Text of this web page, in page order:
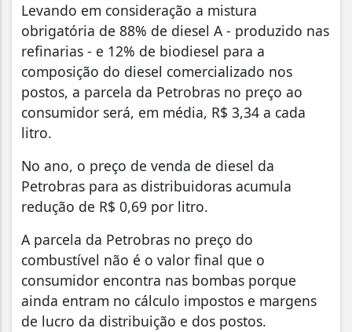
Levando em consideração a mistura
obrigatória de 88% de diesel A - produzido nas
refinarias - e 12% de biodiesel para a
composição do diesel comercializado nos
postos, a parcela da Petrobras no preço ao
consumidor será, em média, R$ 3,34 a cada
litro.
No ano, o preço de venda de diesel da
Petrobras para as distribuidoras acumula
redução de R$ 0,69 por litro.
A parcela da Petrobras no preço do
combustível não é o valor final que o
consumidor encontra nas bombas porque
ainda entram no cálculo impostos e margens
de lucro da distribuição e dos postos.